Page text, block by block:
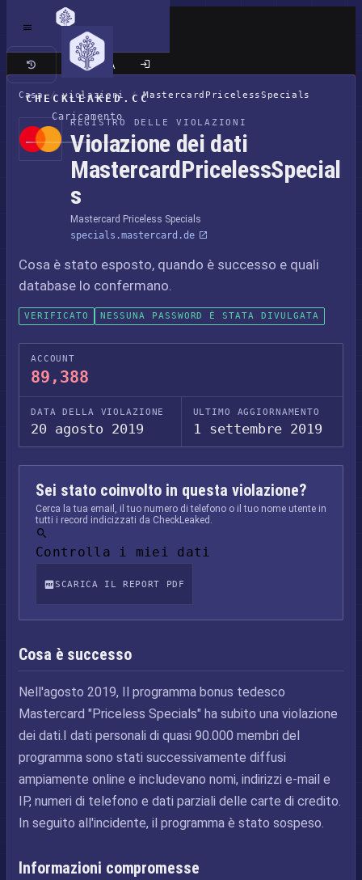
CHECKLEAKED.CC
Caricamento
Sito classico
Casa / violazioni / MastercardPricelessSpecials
REGISTRO DELLE VIOLAZIONI
Violazione dei dati
MastercardPricelessSpecial
s
Mastercard Priceless Specials
specials.mastercard.de
Cosa è stato esposto, quando è successo e quali
database lo confermano.
VERIFICATO NESSUNA PASSWORD È STATA DIVULGATA
ACCOUNT
89,388
DATA DELLA VIOLAZIONE
20 agosto 2019
ULTIMO AGGIORNAMENTO
1 settembre 2019
Sei stato coinvolto in questa violazione?
Cerca la tua email, il tuo numero di telefono o il tuo nome utente in
tutti i record indicizzati da CheckLeaked.
Controlla i miei dati
SCARICA IL REPORT PDF
Cosa è successo
Nell'agosto 2019, Il programma bonus tedesco
Mastercard "Priceless Specials" ha subito una violazione
dei dati.I dati personali di quasi 90.000 membri del
programma sono stati successivamente diffusi
ampiamente online e includevano nomi, indirizzi e-mail e
IP, numeri di telefono e dati parziali delle carte di credito.
In seguito all'incidente, il programma è stato sospeso.
Informazioni compromesse